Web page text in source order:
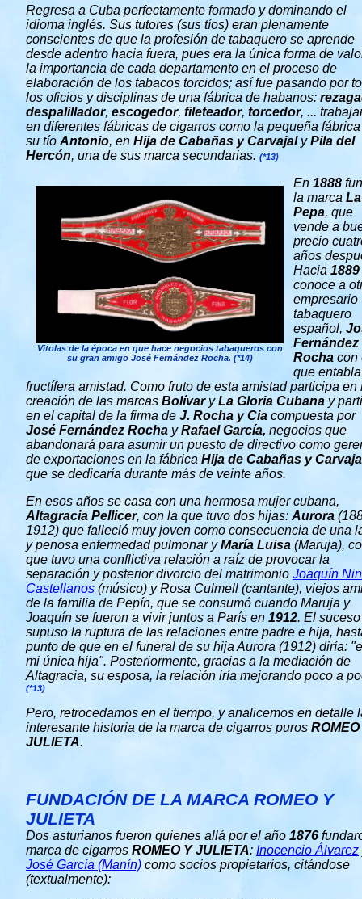
Regresa a Cuba perfectamente formado y dominando el
idioma inglés. Sus tutores (sus tíos) eran plenamente
conscientes de que la profesión de tabaquero se aprende
desde adentro hacia fuera, pues era la única forma de
la importancia de cada departamento en el proceso de
elaboración de los tabacos torcidos; así fue pasando por
los oficios y disciplinas de una fábrica de habanos:
despalillador, escogedor, fileteador, torcedor, ...
en diferentes fábricas de cigarros como la pequeña
su tío Antonio, en Hija de Cabañas y CarvajalyPila del
Hercón, una de sus marca secundarias. (*13)
Vitolas de la época en que hace negocios tabaqueros con
su gran amigo José Fernández Rocha. (*14)
En 1888
la marca La
Pepa, que
vende a
precio
años
Hacia 1889
conoce a
empresario
tabaquero
español,
Fernández
Rocha con
que
fructífera amistad. Como fruto de esta amistad participa en
creación de las marcas Bolívar yLa Gloria Cubana y
en el capital de la firma de J. Rocha y Cia compuesta por
José Fernández Rocha yRafael García, negocios que
abandonará para asumir un puesto de directivo como
de exportaciones en la fábrica Hija de Cabañas y
que se dedicaría durante más de veinte años.
En esos años se casa con una hermosa mujer cubana,
Altagracia Pellicer, con la que tuvo dos hijas: Aurora
1912) que falleció muy joven como consecuencia de una
y penosa enfermedad pulmonar yMaría Luisa (Maruja),
que tuvo una conflictiva relación a raíz de provocar la
separación y posterior divorcio del matrimonio Joaquín Nin
Castellanos (músico) y Rosa Culmell (cantante), viejos
de la familia de Pepín, que se consumó cuando Maruja y
Joaquín se fueron a vivir juntos a París en 1912. El suceso
supuso la ruptura de las relaciones entre padre e hija,
punto de que en el funeral de su hija Aurora (1912) diría:
mi única hija". Posteriormente, gracias a la mediación de
Altagracia, su esposa, la relación iría mejorando poco a
(*13)
Pero, retrocedamos en el tiempo, y analicemos en detalle
interesante historia de la marca de cigarros puros ROMEO
JULIETA.
FUNDACIÓN DE LA MARCA ROMEO Y
JULIETA
Dos asturianos fueron quienes allá por el año 1876
marca de cigarros ROMEO Y JULIETA: Inocencio Álvarez
José García (Manín) como socios propietarios, citándose
(textualmente):